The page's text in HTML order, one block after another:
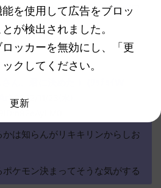
ゲとリキキリンとスナノケガワ
2022/11/23(水)
かは知らんがリキキリンからしお
ケモン決まってそうな気がする
を使用して広告をブロッ
が検出されました。
ッカーを無効にし、「更
クしてください。
更新